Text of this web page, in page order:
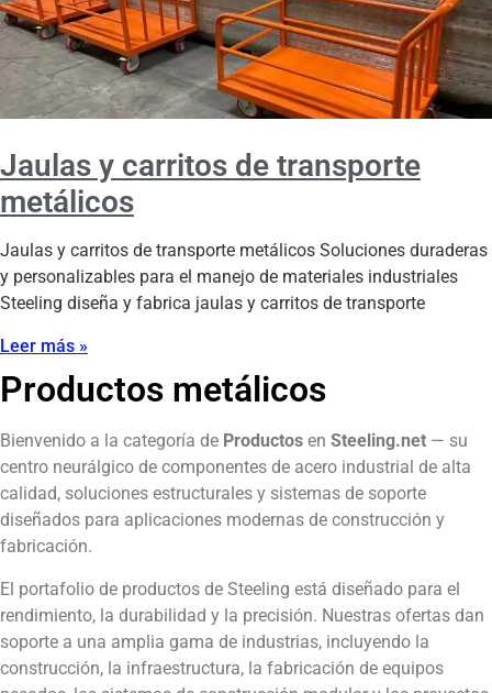
Jaulas y carritos de transporte
metálicos
Jaulas y carritos de transporte metálicos Soluciones duraderas
y personalizables para el manejo de materiales industriales
Steeling diseña y fabrica jaulas y carritos de transporte
Leer más »
Productos metálicos
Bienvenido a la categoría de Productos en Steeling.net — su
centro neurálgico de componentes de acero industrial de alta
calidad, soluciones estructurales y sistemas de soporte
diseñados para aplicaciones modernas de construcción y
fabricación.
El portafolio de productos de Steeling está diseñado para el
rendimiento, la durabilidad y la precisión. Nuestras ofertas dan
soporte a una amplia gama de industrias, incluyendo la
construcción, la infraestructura, la fabricación de equipos